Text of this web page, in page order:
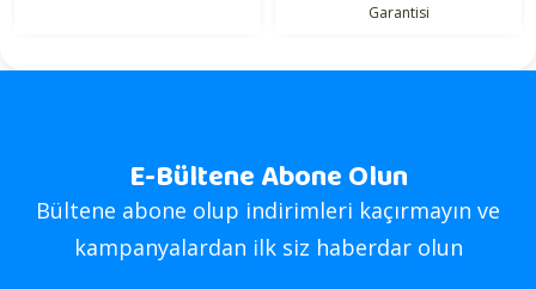
Garantisi
E-Bültene Abone Olun
Bültene abone olup indirimleri kaçırmayın ve
kampanyalardan ilk siz haberdar olun